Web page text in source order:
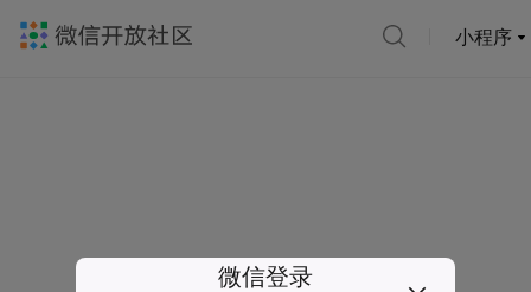
小程序
微信登录